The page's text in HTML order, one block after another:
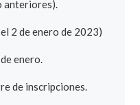
anteriores).
2 de enero de 2023)
enero.
de inscripciones.